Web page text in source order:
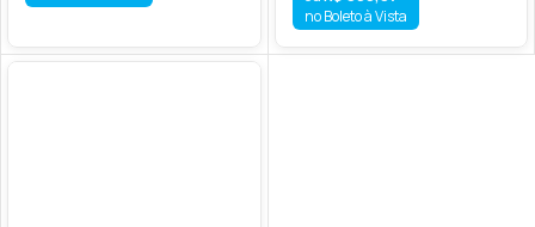
no Boleto à Vista